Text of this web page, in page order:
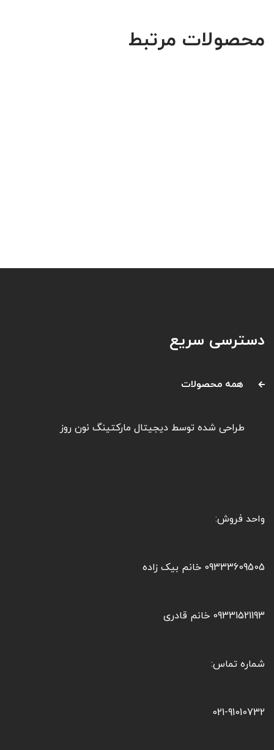
محصولات مرتبط
دسترسی سریع
همه محصولات
طراحی شده توسطدیجیتال مارکتینگ نون روز
واحد فروش:
09333609505 خانم بیک زاده
09331521193 خانم قادری
شماره تماس:
021-91010732